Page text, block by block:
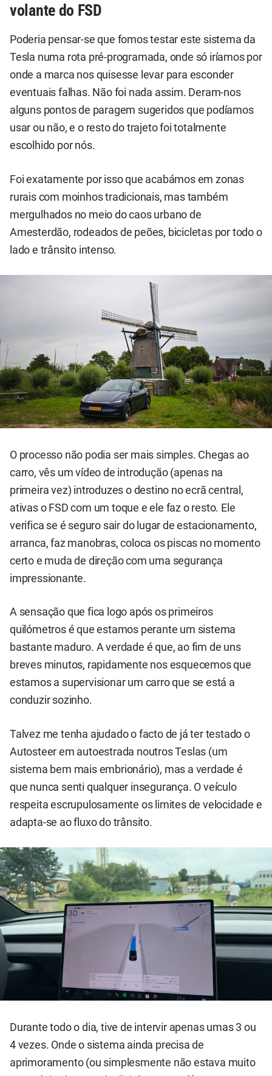
volante do FSD
Poderia pensar-se que fomos testar este sistema da
Tesla numa rota pré-programada, onde só iríamos por
onde a marca nos quisesse levar para esconder
eventuais falhas. Não foi nada assim. Deram-nos
alguns pontos de paragem sugeridos que podíamos
usar ou não, e o resto do trajeto foi totalmente
escolhido por nós.
Foi exatamente por isso que acabámos em zonas
rurais com moinhos tradicionais, mas também
mergulhados no meio do caos urbano de
Amesterdão, rodeados de peões, bicicletas por todo o
lado e trânsito intenso.
O processo não podia ser mais simples. Chegas ao
carro, vês um vídeo de introdução (apenas na
primeira vez) introduzes o destino no ecrã central,
ativas o FSD com um toque e ele faz o resto. Ele
verifica se é seguro sair do lugar de estacionamento,
arranca, faz manobras, coloca os piscas no momento
certo e muda de direção com uma segurança
impressionante.
A sensação que fica logo após os primeiros
quilómetros é que estamos perante um sistema
bastante maduro. A verdade é que, ao fim de uns
breves minutos, rapidamente nos esquecemos que
estamos a supervisionar um carro que se está a
conduzir sozinho.
Talvez me tenha ajudado o facto de já ter testado o
Autosteer em autoestrada noutros Teslas (um
sistema bem mais embrionário), mas a verdade é
que nunca senti qualquer insegurança. O veículo
respeita escrupulosamente os limites de velocidade e
adapta-se ao fluxo do trânsito.
Durante todo o dia, tive de intervir apenas umas 3 ou
4 vezes. Onde o sistema ainda precisa de
aprimoramento (ou simplesmente não estava muito